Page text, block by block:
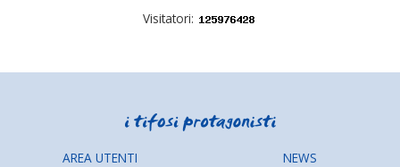
Visitatori:
AREA UTENTI NEWS